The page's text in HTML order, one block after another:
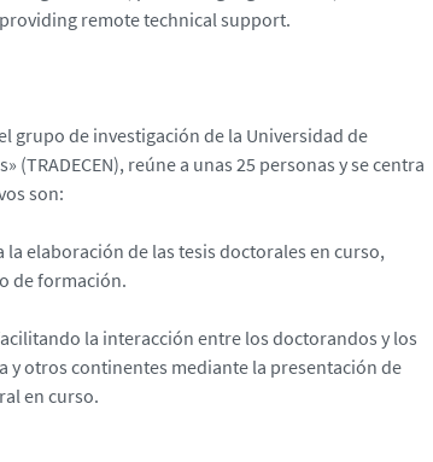
remote technical support.
grupo de investigación de la Universidad de
(TRADECEN), reúne a unas 25 personas y se centra
son:
elaboración de las tesis doctorales en curso,
de formación.
la interacción entre los doctorandos y los
y otros continentes mediante la presentación de
en curso.